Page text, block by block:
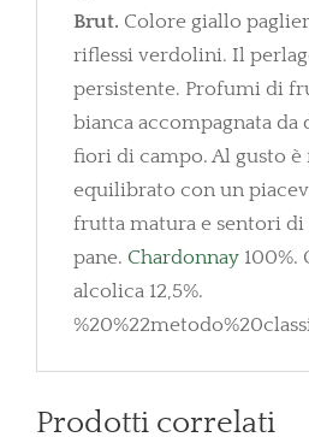
Brut. Colore giallo
riflessi verdolini. Il
persistente. Profumi di
bianca accompagnata
fiori di campo. Al gusto è
equilibrato con un
frutta matura e sentori di
pane. Chardonnay 100%.
alcolica 12,5%.
Prodotti correlati